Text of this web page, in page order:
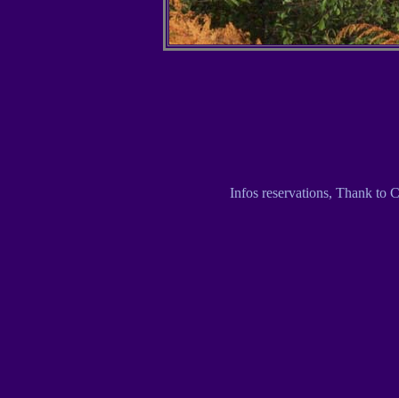
Infos reservations, Thank to